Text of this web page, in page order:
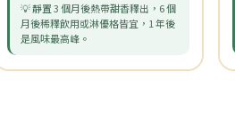
💡 靜置 3 個月後熱帶甜香釋出，6 個
月後稀釋飲用或淋優格皆宜，1 年後
是風味最高峰。